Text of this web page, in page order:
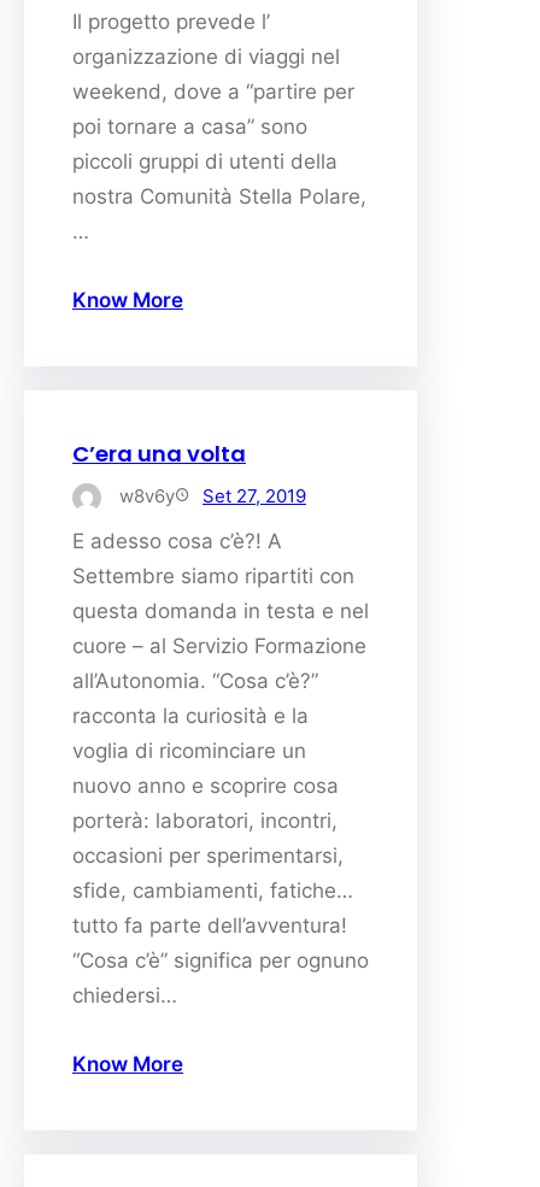
Il progetto prevede l’
organizzazione di viaggi nel
weekend, dove a “partire per
poi tornare a casa” sono
piccoli gruppi di utenti della
nostra Comunità Stella Polare,
…
Know More
C’era una volta
w8v6y Set 27, 2019
E adesso cosa c’è?! A
Settembre siamo ripartiti con
questa domanda in testa e nel
cuore – al Servizio Formazione
all’Autonomia. “Cosa c’è?”
racconta la curiosità e la
voglia di ricominciare un
nuovo anno e scoprire cosa
porterà: laboratori, incontri,
occasioni per sperimentarsi,
sfide, cambiamenti, fatiche…
tutto fa parte dell’avventura!
“Cosa c’è” significa per ognuno
chiedersi…
Know More